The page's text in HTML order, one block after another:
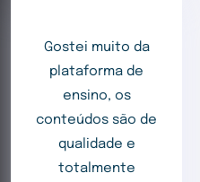
Gostei muito da
plataforma de
ensino, os
conteúdos são de
qualidade e
totalmente